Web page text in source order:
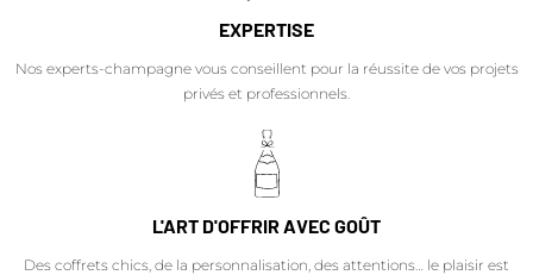
EXPERTISE
Nos experts-champagne vous conseillent pour la réussite de vos projets
privés et professionnels.
L'ART D'OFFRIR AVEC GOÛT
Des coffrets chics, de la personnalisation, des attentions… le plaisir est